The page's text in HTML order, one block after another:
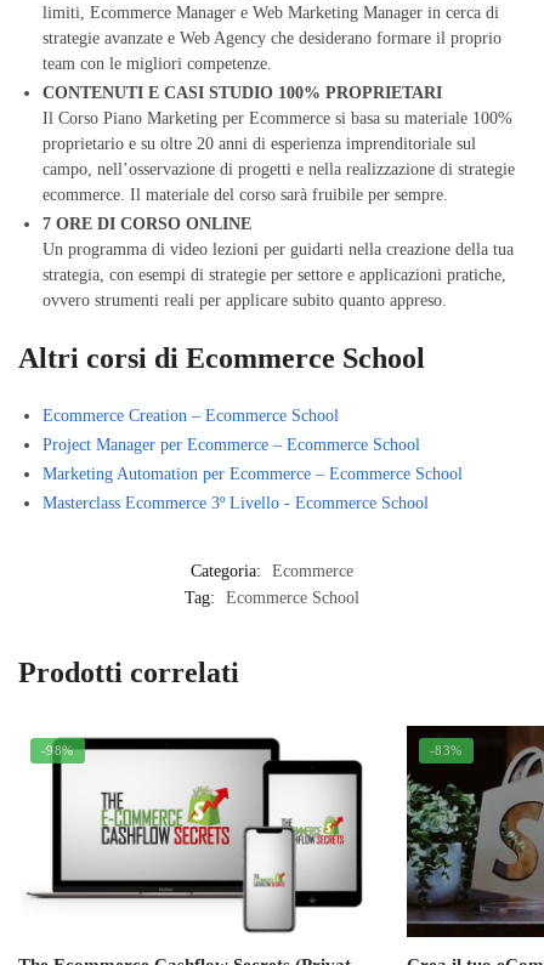
limiti, Ecommerce Manager e Web Marketing Manager in cerca di
strategie avanzate e Web Agency che desiderano formare il proprio
team con le migliori competenze.
CONTENUTI E CASI STUDIO 100% PROPRIETARI
Il Corso Piano Marketing per Ecommerce si basa su materiale 100%
proprietario e su oltre 20 anni di esperienza imprenditoriale sul
campo, nell’osservazione di progetti e nella realizzazione di strategie
ecommerce. Il materiale del corso sarà fruibile per sempre.
7 ORE DI CORSO ONLINE
Un programma di video lezioni per guidarti nella creazione della tua
strategia, con esempi di strategie per settore e applicazioni pratiche,
ovvero strumenti reali per applicare subito quanto appreso.
Altri corsi di Ecommerce School
Ecommerce Creation – Ecommerce School
Project Manager per Ecommerce – Ecommerce School
Marketing Automation per Ecommerce – Ecommerce School
Masterclass Ecommerce 3º Livello - Ecommerce School
Categoria:
Ecommerce
Tag:
Ecommerce School
Prodotti correlati
-98% -83%